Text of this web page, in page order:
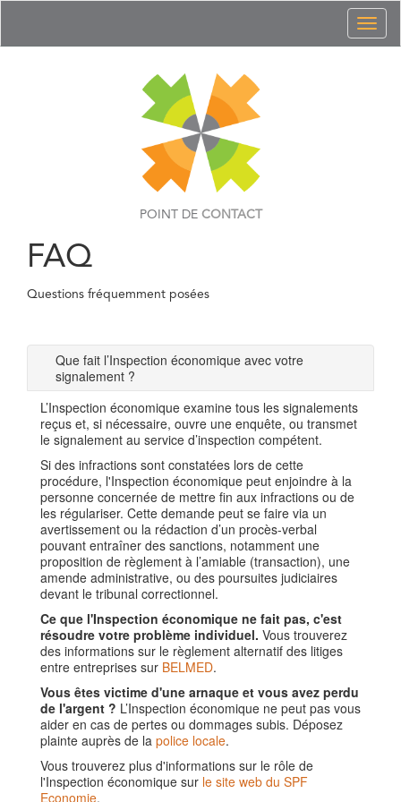
POINT DE CONTACT
FAQ
Questions fréquemment posées
Que fait l’Inspection économique avec votre
signalement ?
L’Inspection économique examine tous les signalements
reçus et, si nécessaire, ouvre une enquête, ou transmet
le signalement au service d’inspection compétent.
Si des infractions sont constatées lors de cette
procédure, l'Inspection économique peut enjoindre à la
personne concernée de mettre fin aux infractions ou de
les régulariser. Cette demande peut se faire via un
avertissement ou la rédaction d’un procès-verbal
pouvant entraîner des sanctions, notamment une
proposition de règlement à l’amiable (transaction), une
amende administrative, ou des poursuites judiciaires
devant le tribunal correctionnel.
Ce que l'Inspection économique ne fait pas, c'est
résoudre votre problème individuel. Vous trouverez
des informations sur le règlement alternatif des litiges
entre entreprises sur BELMED.
Vous êtes victime d'une arnaque et vous avez perdu
de l'argent ? L’Inspection économique ne peut pas vous
aider en cas de pertes ou dommages subis. Déposez
plainte auprès de la police locale.
Vous trouverez plus d'informations sur le rôle de
l'Inspection économique sur le site web du SPF
Economie.